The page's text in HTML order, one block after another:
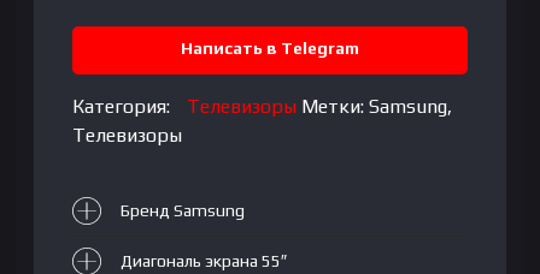
3840x2160
Написать в Telegram
Категория: Телевизоры Метки:Samsung,
Телевизоры
Бренд Samsung
Диагональ экрана 55″